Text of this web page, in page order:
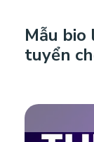
Mẫu
tuyển